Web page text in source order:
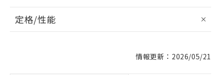
定格/性能
情報更新：2026/05/21